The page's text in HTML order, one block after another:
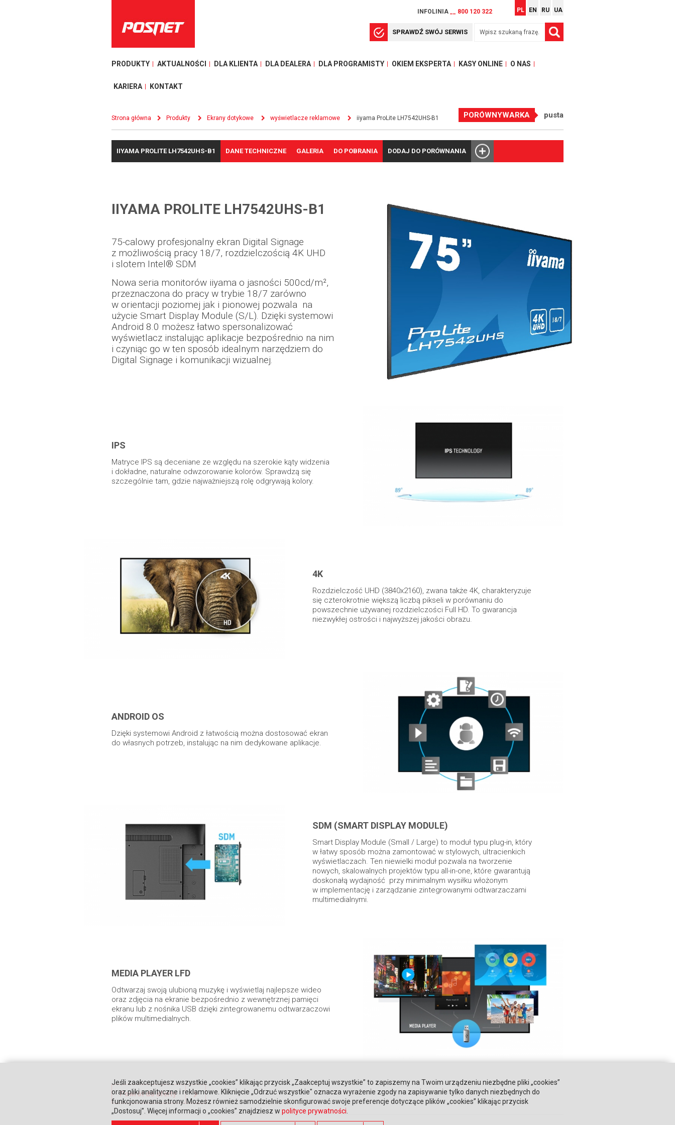
INFOLINIA __ 800 120 322 PL EN RU UA
SPRAWDŹ SWÓJ SERWIS
PRODUKTY AKTUALNOŚCI DLA KLIENTA DLA DEALERA DLA PROGRAMISTY OKIEM EKSPERTA KASY ONLINE O NAS
KARIERA KONTAKT
Strona główna Produkty Ekrany dotykowe wyświetlacze reklamowe iiyama ProLite LH7542UHS-B1 PORÓWNYWARKA pusta
IIYAMA PROLITE LH7542UHS-B1 DANE TECHNICZNE GALERIA DO POBRANIA DODAJ DO PORÓWNANIA
IIYAMA PROLITE LH7542UHS-B1
75-calowy profesjonalny ekran Digital Signage
z możliwością pracy 18/7, rozdzielczością 4K UHD
i slotem Intel® SDM
Nowa seria monitorów iiyama o jasności 500cd/m²,
przeznaczona do pracy w trybie 18/7 zarówno
w orientacji poziomej jak i pionowej pozwala na
użycie Smart Display Module (S/L). Dzięki systemowi
Android 8.0 możesz łatwo spersonalizować
wyświetlacz instalując aplikacje bezpośrednio na nim
i czyniąc go w ten sposób idealnym narzędziem do
Digital Signage i komunikacji wizualnej.
IPS
Matryce IPS są deceniane ze względu na szerokie kąty widzenia
i dokładne, naturalne odwzorowanie kolorów. Sprawdzą się
szczególnie tam, gdzie najważniejszą rolę odgrywają kolory.
4K
Rozdzielczość UHD (3840x2160), zwana także 4K, charakteryzuje
się czterokrotnie większą liczbą pikseli w porównaniu do
powszechnie używanej rozdzielczości Full HD. To gwarancja
niezwykłej ostrości i najwyższej jakości obrazu.
ANDROID OS
Dzięki systemowi Android z łatwością można dostosować ekran
do własnych potrzeb, instalując na nim dedykowane aplikacje.
SDM (SMART DISPLAY MODULE)
Smart Display Module (Small / Large) to moduł typu plug-in, który
w łatwy sposób można zamontować w stylowych, ultracienkich
wyświetlaczach. Ten niewielki moduł pozwala na tworzenie
nowych, skalowalnych projektów typu all-in-one, które gwarantują
doskonałą wydajność przy minimalnym wysiłku włożonym
w implementację i zarządzanie zintegrowanymi odtwarzaczami
multimedialnymi.
MEDIA PLAYER LFD
Odtwarzaj swoją ulubioną muzykę i wyświetlaj najlepsze wideo
oraz zdjęcia na ekranie bezpośrednio z wewnętrznej pamięci
ekranu lub z nośnika USB dzięki zintegrowanemu odtwarzaczowi
plików multimedialnych.
Powrót do oferty
Jeśli zaakceptujesz wszystkie „cookies” klikając przycisk „Zaakceptuj wszystkie” to zapiszemy na Twoim urządzeniu niezbędne pliki „cookies”
oraz pliki analityczne i reklamowe. Kliknięcie „Odrzuć wszystkie" oznacza wyrażenie zgody na zapisywanie tylko danych niezbędnych do
funkcjonowania strony. Możesz również samodzielnie skonfigurować swoje preferencje dotyczące plików „cookies” klikając przycisk
„Dostosuj”. Więcej informacji o „cookies” znajdziesz w polityce prywatności